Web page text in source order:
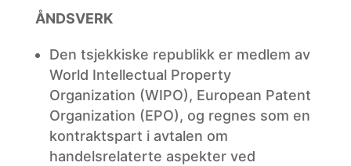
ÅNDSVERK
Den tsjekkiske republikk er medlem av
World Intellectual Property
Organization (WIPO), European Patent
Organization (EPO), og regnes som en
kontraktspart i avtalen om
handelsrelaterte aspekter ved